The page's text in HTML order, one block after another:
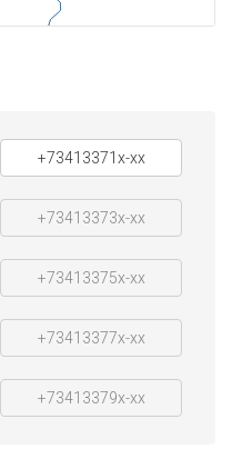
+73413371x-xx
+73413373x-xx
+73413375x-xx
+73413377x-xx
+73413379x-xx